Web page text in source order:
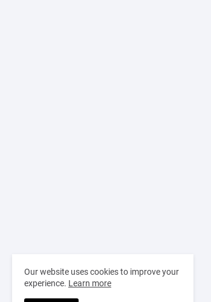
Our website uses cookies to improve your
experience. Learn more